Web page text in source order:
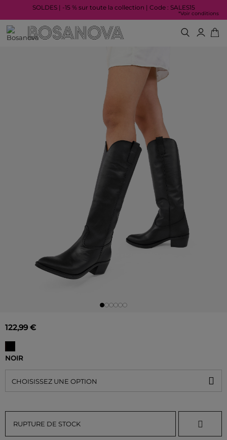
SOLDES | -15 % sur toute la collection | Code : SALES15
*Voir conditions
122,99 €
NOIR
CHOISISSEZ UNE OPTION
RUPTURE DE STOCK